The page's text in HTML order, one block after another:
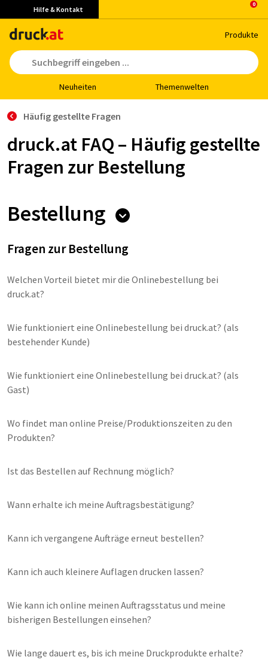
Hilfe & Kontakt
Pro­duk­te
Neu­hei­ten The­men­wel­ten
Häufig gestellte Fragen
druck.at FAQ – Häufig gestellte
Fragen zur Bestellung
Bestellung
Fragen zur Bestellung
Welchen Vorteil bietet mir die Onlinebestellung bei
druck.at?
Wie funktioniert eine Onlinebestellung bei druck.at? (als
bestehender Kunde)
Wie funktioniert eine Onlinebestellung bei druck.at? (als
Gast)
Wo findet man online Preise/Produktionszeiten zu den
Produkten?
Ist das Bestellen auf Rechnung möglich?
Wann erhalte ich meine Auftragsbestätigung?
Kann ich vergangene Aufträge erneut bestellen?
Kann ich auch kleinere Auflagen drucken lassen?
Wie kann ich online meinen Auftragsstatus und meine
bisherigen Bestellungen einsehen?
Wie lange dauert es, bis ich meine Druckprodukte erhalte?